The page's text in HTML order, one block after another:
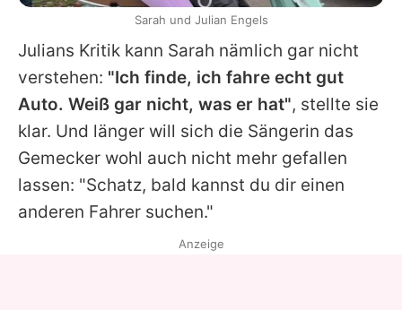
Julians Kritik kann Sarah nämlich gar nicht
verstehen: "Ich finde, ich fahre echt gut
Auto. Weiß gar nicht, was er hat", stellte sie
klar. Und länger will sich die Sängerin das
Gemecker wohl auch nicht mehr gefallen
lassen: "Schatz, bald kannst du dir einen
anderen Fahrer suchen."
Sarah und Julian Engels
Anzeige